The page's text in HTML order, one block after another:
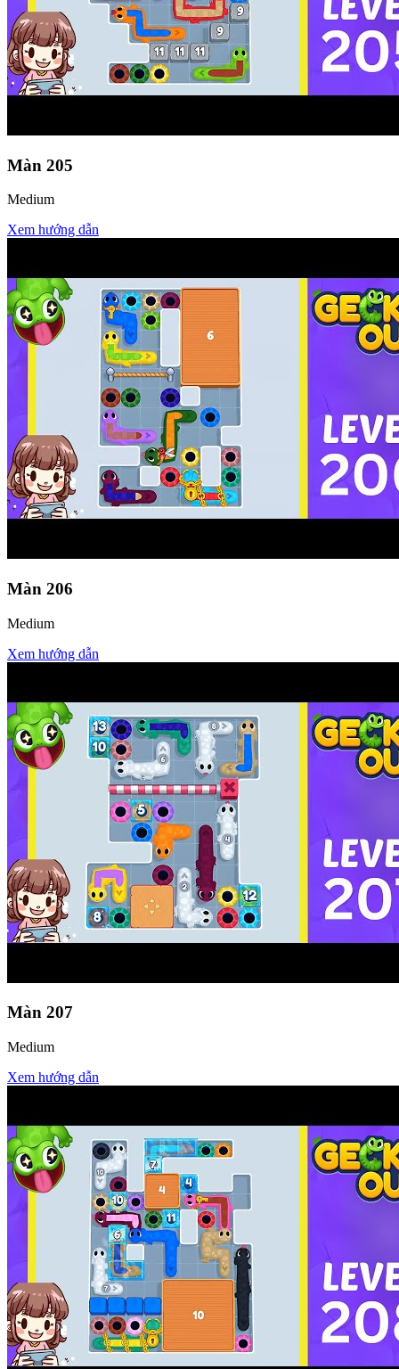
Màn 205
Medium
Xem hướng dẫn
Màn 206
Medium
Xem hướng dẫn
Màn 207
Medium
Xem hướng dẫn